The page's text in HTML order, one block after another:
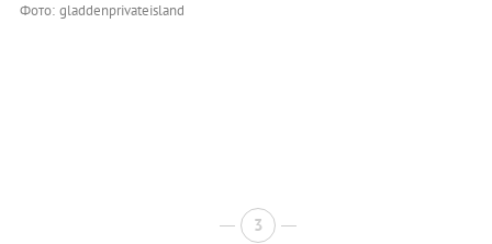
Фото: gladdenprivateisland
3